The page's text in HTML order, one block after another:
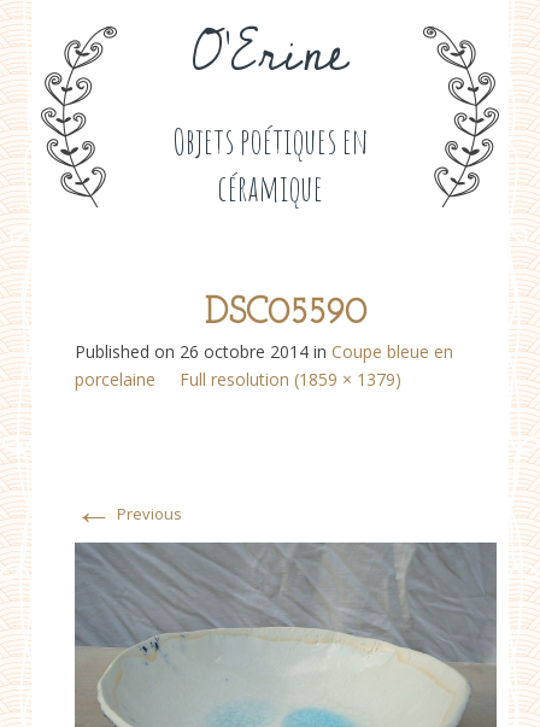
O'Erine
Objets poétiques en
céramique
DSC05590
Published on 26 octobre 2014 in Coupe bleue en
porcelaine
Full resolution (1859 × 1379)
← Previous